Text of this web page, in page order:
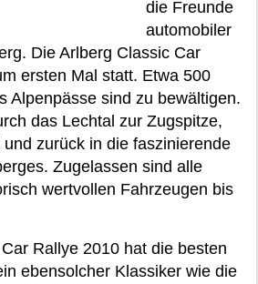
die Freunde
automobiler
Die Arlberg Classic Car
ersten Mal statt. Etwa 500
Alpenpässe sind zu bewältigen.
das Lechtal zur Zugspitze,
zurück in die faszinierende
Zugelassen sind alle
wertvollen Fahrzeugen bis
Rallye 2010 hat die besten
ebensolcher Klassiker wie die